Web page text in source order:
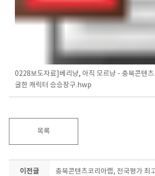
0228보도자료]베리냥, 아직 모르냥 - 충북콘텐츠
굴한 캐릭터 승승장구.hwp
목록
이전글